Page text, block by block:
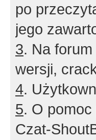
po
jego
3. Na
wersji,
4.
5. O
Czat-